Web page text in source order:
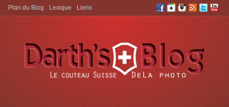
Plan du Blog Lexique Liens